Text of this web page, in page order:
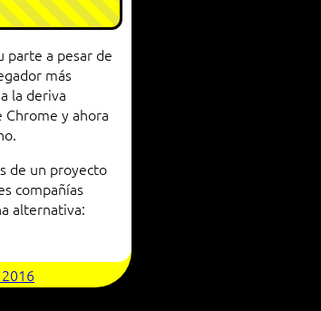
parte a pesar de
más
la deriva
y ahora
de un proyecto
compañías
alternativa: